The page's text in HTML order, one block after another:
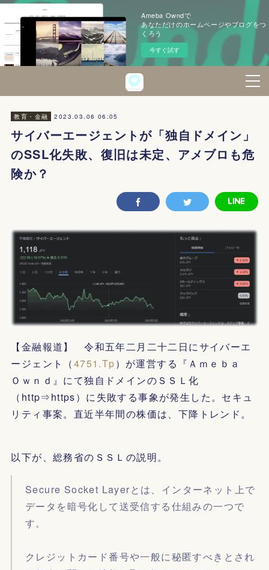
Ameba Owndで
あなただけのホームページやブログをつ
くろう
今すぐ試す
教育・金融 2023.03.06 06:05
サイバーエージェントが「独自ドメイン」
のSSL化失敗、復旧は未定、アメブロも危
険か？
【金融報道】 令和五年二月二十二日にサイバーエ
ージェント（4751.Tp）が運営する『Ａｍｅｂａ
Ｏｗｎｄ』にて独自ドメインのＳＳＬ化
（http⇒https）に失敗する事象が発生した。セキュ
リティ事案。直近半年間の株価は、下降トレンド。
以下が、総務省のＳＳＬの説明。
Secure Socket Layerとは、インターネット上で
データを暗号化して送受信する仕組みの一つで
す。
クレジットカード番号や一般に秘匿すべきとされ